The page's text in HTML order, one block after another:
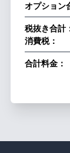
オプション
税抜き合計
消費税：
合計料金：